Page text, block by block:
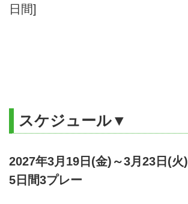
日間]
スケジュール▼
2027年3月19日(金)～3月23日(火)
5日間3プレー